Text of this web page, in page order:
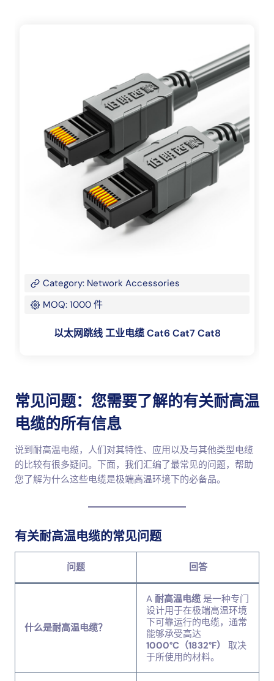
Category: Network Accessories
MOQ: 1000 件
以太网跳线 工业电缆 Cat6 Cat7 Cat8
常见问题：您需要了解的有关耐高温
电缆的所有信息
说到耐高温电缆，人们对其特性、应用以及与其他类型电缆
的比较有很多疑问。下面，我们汇编了最常见的问题，帮助
您了解为什么这些电缆是极端高温环境下的必备品。
有关耐高温电缆的常见问题
问题 回答
什么是耐高温电缆？
A 耐高温电缆 是一种专门
设计用于在极端高温环境
下可靠运行的电缆，通常
能够承受高达
1000°C（1832°F）
取决
于所使用的材料。